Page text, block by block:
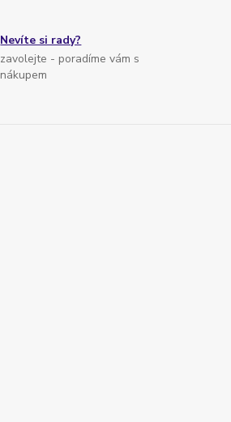
Nevíte si rady?
zavolejte - poradíme vám s
nákupem